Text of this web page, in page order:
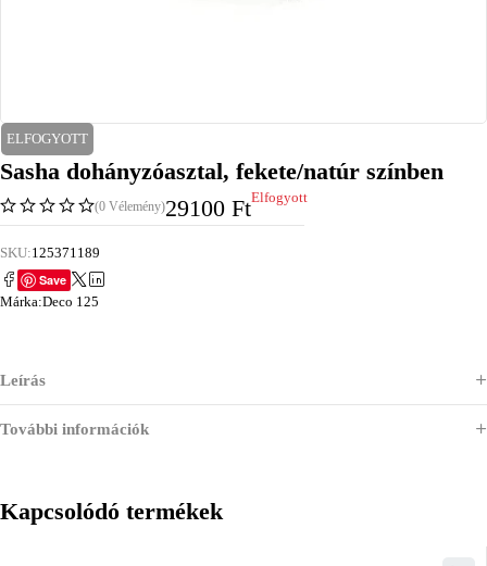
ELFOGYOTT
Sasha dohányzóasztal, fekete/natúr színben
(0 Vélemény)29100 FtElfogyott
SKU:125371189
Save
Márka:Deco 125
Leírás
További információk
Kapcsolódó termékek